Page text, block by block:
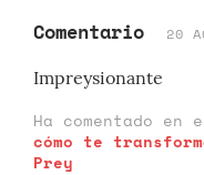
Comentario 20
Impreysionante
Ha comentado en
cómo te
Prey